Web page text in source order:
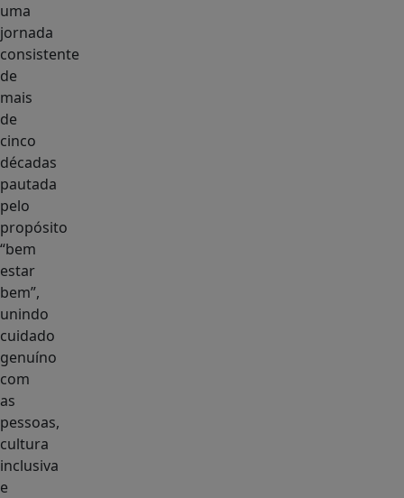
uma
jornada
consistente
de
mais
de
cinco
décadas
pautada
pelo
propósito
“bem
estar
bem”,
unindo
cuidado
genuíno
com
as
pessoas,
cultura
inclusiva
e